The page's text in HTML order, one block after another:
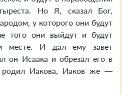
Но Я, сказал Бог,
у которого они будут
того они выйдут и будут
месте. И дал ему завет
он Исаака и обрезал его в
родил Иакова, Иаков же —